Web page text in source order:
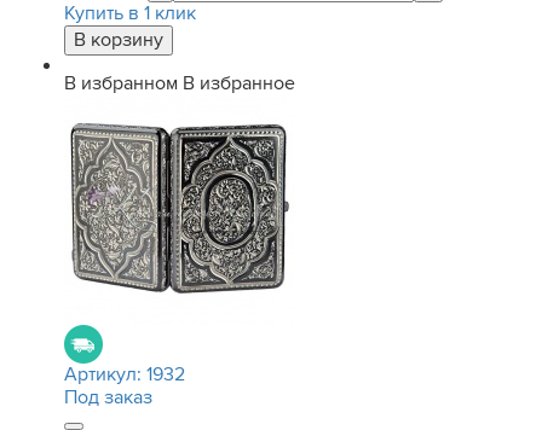
Купить в 1 клик
В избранном В избранное
Артикул: 1932
Под заказ